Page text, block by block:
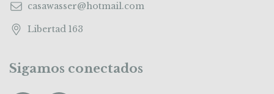
casawasser@hotmail.com
Libertad 163
Sigamos conectados